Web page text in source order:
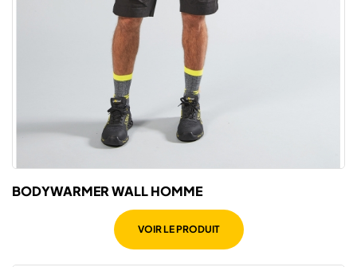
BODYWARMER WALL HOMME
VOIR LE PRODUIT